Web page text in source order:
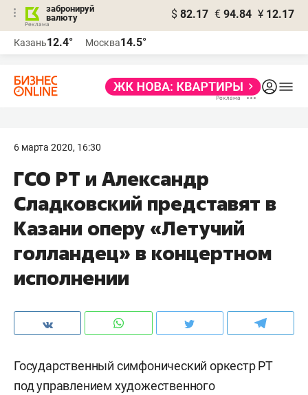
забронируй
валюту
$ 82.17 € 94.84 ¥ 12.17
Казань12.4° Москва14.5°
6 марта 2020, 16:30
ГСО РТ и Александр
Сладковский представят в
Казани оперу «Летучий
голландец» в концертном
исполнении
Государственный симфонический оркестр РТ
под управлением художественного